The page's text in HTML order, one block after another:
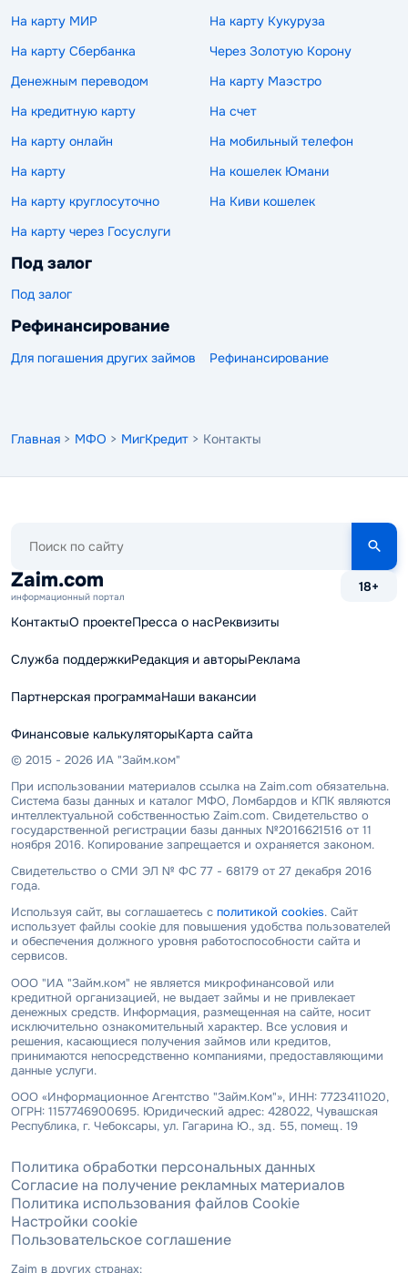
На карту МИР
На карту Кукуруза
На карту Сбербанка
Через Золотую Корону
Денежным переводом
На карту Маэстро
На кредитную карту
На счет
На карту онлайн
На мобильный телефон
На карту
На кошелек Юмани
На карту круглосуточно
На Киви кошелек
На карту через Госуслуги
Под залог
Под залог
Рефинансирование
Для погашения других займов Рефинансирование
Главная > МФО > МигКредит > Контакты
сайту
Zaim.com
информационный портал
18+
КонтактыО проектеПресса о насРеквизиты
Служба поддержкиРедакция и авторыРеклама
Партнерская программаНаши вакансии
Финансовые калькуляторыКарта сайта
© 2015 - 2026 ИА "Займ.ком"
При использовании материалов ссылка на Zaim.com обязательна.
Система базы данных и каталог МФО, Ломбардов и КПК являются
интеллектуальной собственностью Zaim.com. Свидетельство о
государственной регистрации базы данных №2016621516 от 11
ноября 2016. Копирование запрещается и охраняется законом.
Свидетельство о СМИ ЭЛ № ФС 77 - 68179 от 27 декабря 2016
года.
Используя сайт, вы соглашаетесь с политикой cookies. Сайт
использует файлы cookie для повышения удобства пользователей
и обеспечения должного уровня работоспособности сайта и
сервисов.
ООО "ИА "Займ.ком" не является микрофинансовой или
кредитной организацией, не выдает займы и не привлекает
денежных средств. Информация, размещенная на сайте, носит
исключительно ознакомительный характер. Все условия и
решения, касающиеся получения займов или кредитов,
принимаются непосредственно компаниями, предоставляющими
данные услуги.
ООО «Информационное Агентство "Займ.Ком"», ИНН: 7723411020,
ОГРН: 1157746900695. Юридический адрес: 428022, Чувашская
Республика, г. Чебоксары, ул. Гагарина Ю., зд. 55, помещ. 19
Политика обработки персональных данных
Согласие на получение рекламных материалов
Политика использования файлов Cookie
Настройки cookie
Пользовательское соглашение
Zaim в других странах: